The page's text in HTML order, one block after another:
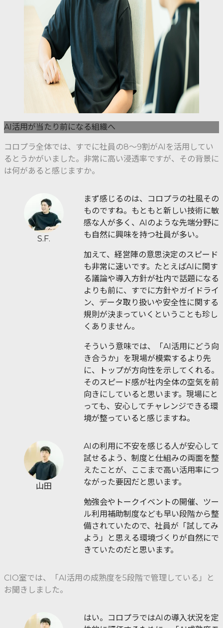
AI活用が当たり前になる組織へ
コロプラ全体では、すでに社員の8〜9割がAIを活用してい
るとうかがいました。非常に高い浸透率ですが、その背景に
は何があると感じますか。
S.F.
まず感じるのは、コロプラの社風その
ものですね。もともと新しい技術に敏
感な人が多く、AIのような先端分野に
も自然に興味を持つ社員が多い。
加えて、経営陣の意思決定のスピード
も非常に速いです。たとえばAIに関す
る議論や導入方針が社内で話題になる
よりも前に、すでに方針やガイドライ
ン、データ取り扱いや安全性に関する
規則が決まっていくということも珍し
くありません。
そういう意味では、「AI活用にどう向
き合うか」を現場が模索するより先
に、トップが方向性を示してくれる。
そのスピード感が社内全体の空気を前
向きにしていると思います。現場にと
っても、安心してチャレンジできる環
境が整っていると感じますね。
山田
AIの利用に不安を感じる人が安心して
試せるよう、制度と仕組みの両面を整
えたことが、ここまで高い活用率につ
ながった要因だと思います。
勉強会やトークイベントの開催、ツー
ル利用補助制度なども早い段階から整
備されていたので、社員が「試してみ
よう」と思える環境づくりが自然にで
きていたのだと思います。
CIO室では、「AI活用の成熟度を5段階で管理している」と
お聞きしました。
はい。コロプラではAIの導入状況を定